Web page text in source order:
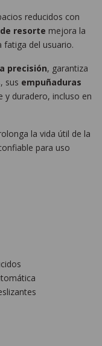
reducidos con
resorte mejora la
del usuario.
precisión, garantiza
sus empuñaduras
y duradero, incluso en
la vida útil de la
para uso